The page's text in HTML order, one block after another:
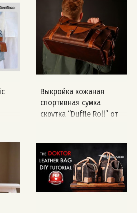
Выкройка кожаная
спортивная сумка
скрутка “Duffle Roll” от